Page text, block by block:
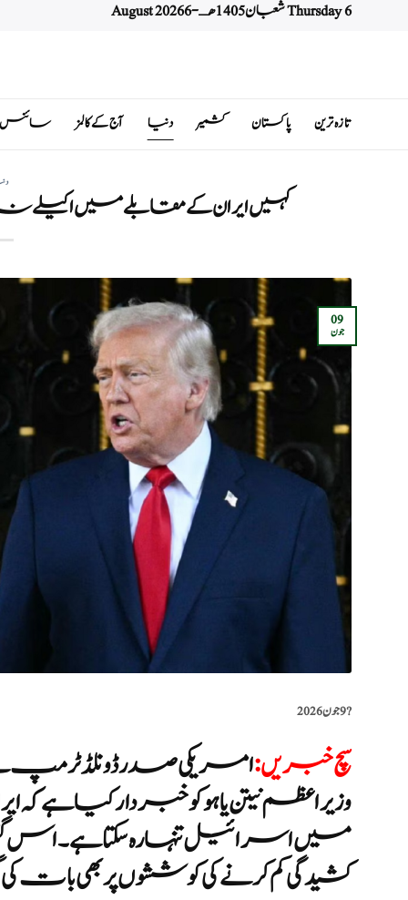
Thursday 6 شعبان 1405 هـ - 6 August 2026
تازہ ترین پاکستان کشمیر دنیا آج کے کالمز سائنس
کہیں ایران کے مقابلے میں اکیلے نہ
09
جون
?️9 جون 2026
سچ خبریں:امریکی صدر ڈونلڈ ٹرمپ نے
وزیراعظم نیتن یاہو کو خبردار کیا ہے
میں اسرائیل تنہا رہ سکتا ہے۔ اس
کشیدگی کم کرنے کی کوششوں پر بھی بات کی